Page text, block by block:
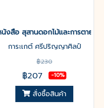
MARTIAN CHRONICLES
งสือ สุสานดอกไม้และการตายขอ
การะเกต์ ศรีปริญญาศิลป์
฿230
฿207 -10%
สั่งซื้อสินค้า